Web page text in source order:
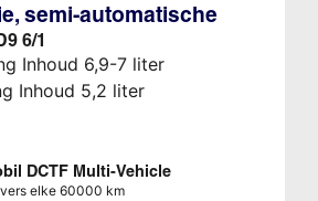
semi-automatische
6/1
Inhoud 6,9-7 liter
Inhoud 5,2 liter
DCTF Multi-Vehicle
elke 60000 km